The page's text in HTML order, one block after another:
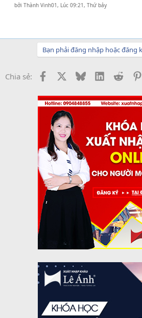
bởiThành Vinh01, Lúc 09:21, Thứ bảy
Bạn phải đăng nhập hoặc đăng
Chia sẻ: Facebook BlueskyLinkedInReddit